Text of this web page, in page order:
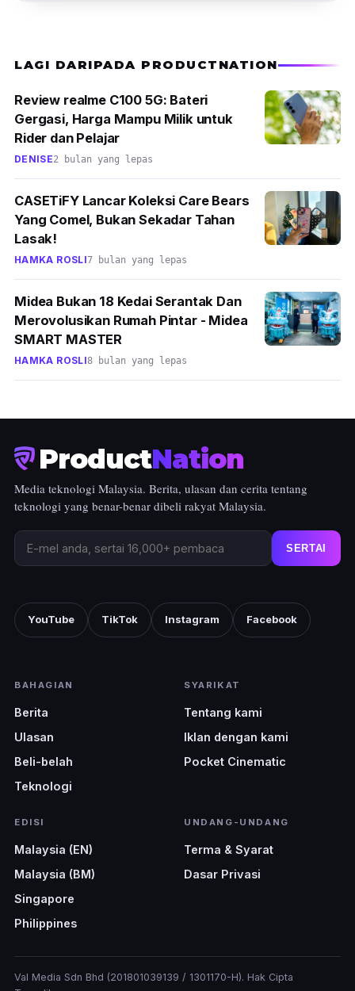
LAGI DARIPADA PRODUCTNATION
Review realme C100 5G: Bateri
Gergasi, Harga Mampu Milik untuk
Rider dan Pelajar
DENISE2 bulan yang lepas
CASETiFY Lancar Koleksi Care Bears
Yang Comel, Bukan Sekadar Tahan
Lasak!
HAMKA ROSLI7 bulan yang lepas
Midea Bukan 18 Kedai Serantak Dan
Merovolusikan Rumah Pintar - Midea
SMART MASTER
HAMKA ROSLI8 bulan yang lepas
ProductNation
Media teknologi Malaysia. Berita, ulasan dan cerita tentang
teknologi yang benar-benar dibeli rakyat Malaysia.
SERTAI
YouTube TikTok Instagram Facebook
BAHAGIAN
Berita
Ulasan
Beli-belah
Teknologi
SYARIKAT
Tentang kami
Iklan dengan kami
Pocket Cinematic
EDISI
Malaysia (EN)
Malaysia (BM)
Singapore
Philippines
UNDANG-UNDANG
Terma & Syarat
Dasar Privasi
Val Media Sdn Bhd (201801039139 / 1301170-H). Hak Cipta